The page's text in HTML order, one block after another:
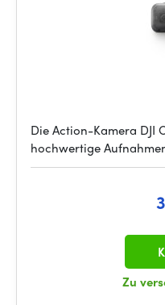
Die Action-Kamera DJI
hochwertige
Zu